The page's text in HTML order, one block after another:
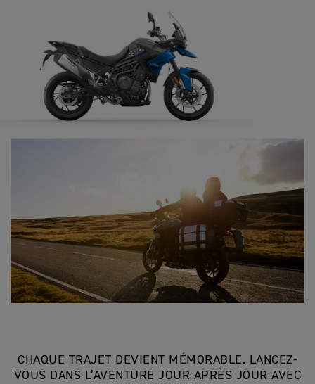
CHAQUE TRAJET DEVIENT MÉMORABLE. LANCEZ-
VOUS DANS L’AVENTURE JOUR APRÈS JOUR AVEC